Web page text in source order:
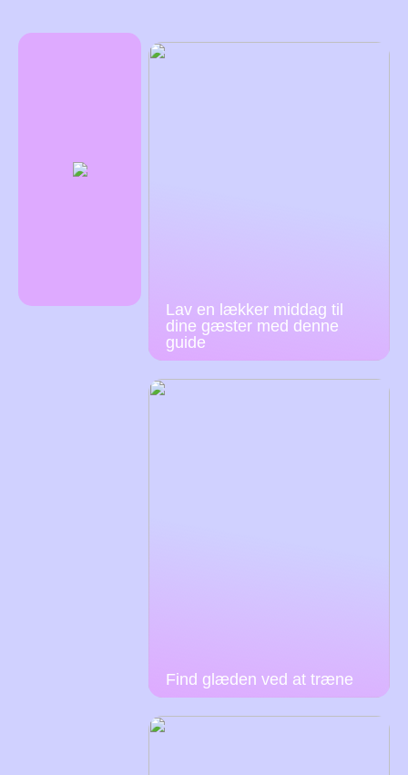
Lav en lækker middag til
dine gæster med denne
guide
Find glæden ved at træne